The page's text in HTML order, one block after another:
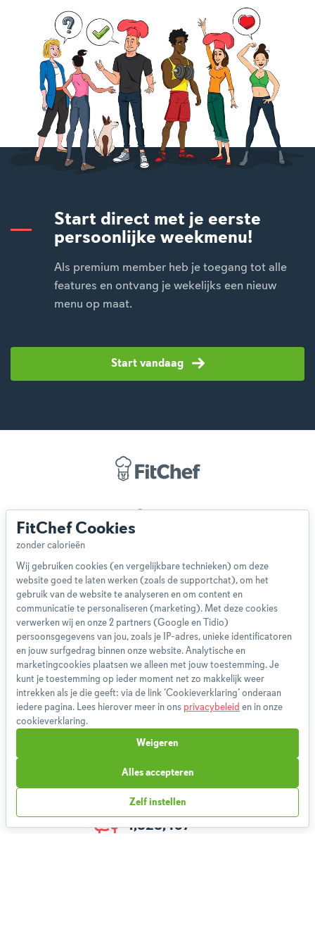
Start direct met je eerste
persoonlijke weekmenu!
Als premium member heb je toegang tot alle
features en ontvang je wekelijks een nieuw
menu op maat.
Start vandaag
Over ons
Blog
Disclaimer
Gebruikersvoorwaarden
Methodologie
Privacybeleid
Cookieverklaring
Betaalmethoden
Klachtenprocedure
Bestelling herroepen
Boeken
FAQ
Contact
1,828,467
FitChef Cookies
Wij gebruiken cookies (en vergelijkbare technieken) om deze
website goed te laten werken (zoals de supportchat), om het
gebruik van de website te analyseren en om content en
communicatie te personaliseren (marketing). Met deze cookies
verwerken wij en onze 2 partners (Google en Tidio)
persoonsgegevens van jou, zoals je IP-adres, unieke identificatoren
en jouw surfgedrag binnen onze website. Analytische en
marketingcookies plaatsen we alleen met jouw toestemming. Je
kunt je toestemming op ieder moment net zo makkelijk weer
intrekken als je die geeft: via de link ‘Cookieverklaring’ onderaan
iedere pagina. Lees hierover meer in ons privacybeleid en in onze
cookieverklaring.
Zelf instellen
Weigeren
Alles accepteren